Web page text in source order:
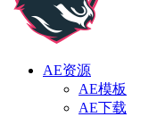
AE资源
AE模板
AE下载